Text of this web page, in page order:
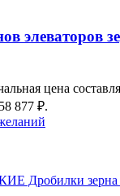
элеваторов
цена
877 ₽.